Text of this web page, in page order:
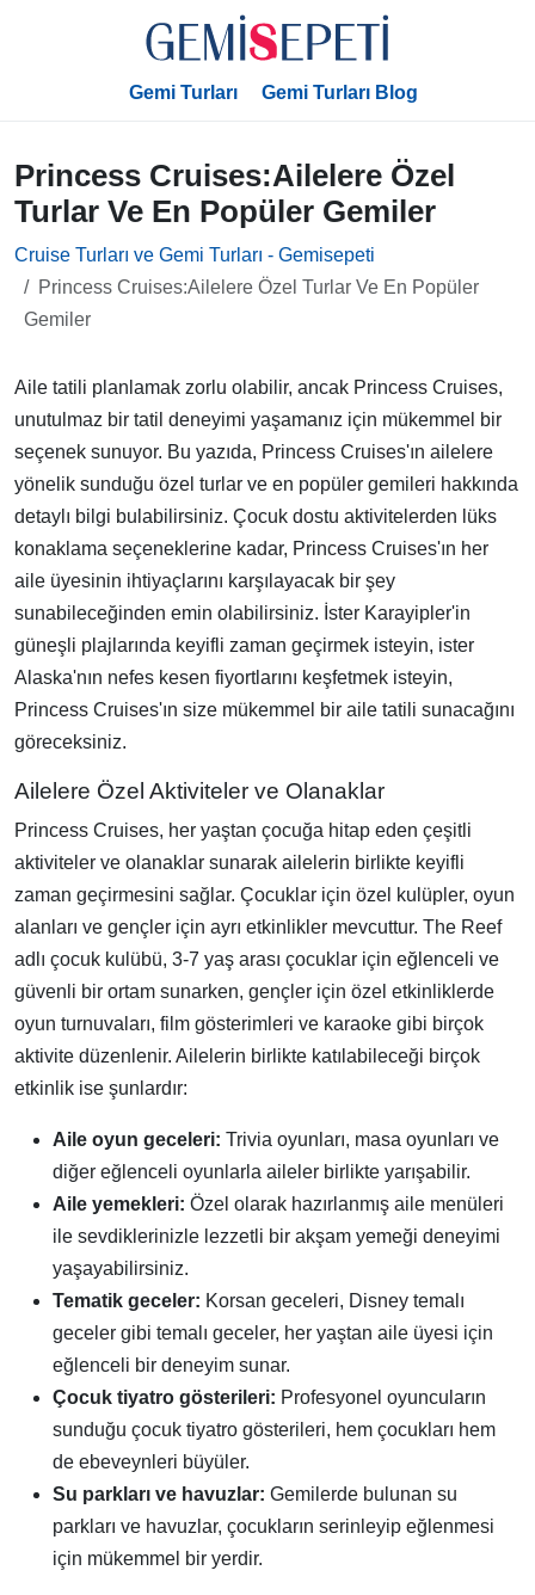
Gemi Turları Gemi Turları Blog
Princess Cruises:Ailelere Özel
Turlar Ve En Popüler Gemiler
Cruise Turları ve Gemi Turları - Gemisepeti
Princess Cruises:Ailelere Özel Turlar Ve En Popüler
Gemiler
Aile tatili planlamak zorlu olabilir, ancak Princess Cruises,
unutulmaz bir tatil deneyimi yaşamanız için mükemmel bir
seçenek sunuyor. Bu yazıda, Princess Cruises'ın ailelere
yönelik sunduğu özel turlar ve en popüler gemileri hakkında
detaylı bilgi bulabilirsiniz. Çocuk dostu aktivitelerden lüks
konaklama seçeneklerine kadar, Princess Cruises'ın her
aile üyesinin ihtiyaçlarını karşılayacak bir şey
sunabileceğinden emin olabilirsiniz. İster Karayipler'in
güneşli plajlarında keyifli zaman geçirmek isteyin, ister
Alaska'nın nefes kesen fiyortlarını keşfetmek isteyin,
Princess Cruises'ın size mükemmel bir aile tatili sunacağını
göreceksiniz.
Ailelere Özel Aktiviteler ve Olanaklar
Princess Cruises, her yaştan çocuğa hitap eden çeşitli
aktiviteler ve olanaklar sunarak ailelerin birlikte keyifli
zaman geçirmesini sağlar. Çocuklar için özel kulüpler, oyun
alanları ve gençler için ayrı etkinlikler mevcuttur. The Reef
adlı çocuk kulübü, 3-7 yaş arası çocuklar için eğlenceli ve
güvenli bir ortam sunarken, gençler için özel etkinliklerde
oyun turnuvaları, film gösterimleri ve karaoke gibi birçok
aktivite düzenlenir. Ailelerin birlikte katılabileceği birçok
etkinlik ise şunlardır:
Aile oyun geceleri: Trivia oyunları, masa oyunları ve
diğer eğlenceli oyunlarla aileler birlikte yarışabilir.
Aile yemekleri: Özel olarak hazırlanmış aile menüleri
ile sevdiklerinizle lezzetli bir akşam yemeği deneyimi
yaşayabilirsiniz.
Tematik geceler: Korsan geceleri, Disney temalı
geceler gibi temalı geceler, her yaştan aile üyesi için
eğlenceli bir deneyim sunar.
Çocuk tiyatro gösterileri: Profesyonel oyuncuların
sunduğu çocuk tiyatro gösterileri, hem çocukları hem
de ebeveynleri büyüler.
Su parkları ve havuzlar: Gemilerde bulunan su
parkları ve havuzlar, çocukların serinleyip eğlenmesi
için mükemmel bir yerdir.